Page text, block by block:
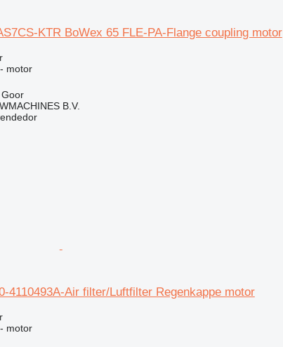
KTR BoWex 65 FLE-PA-Flange coupling motor
motor
B.V.
4110493A-Air filter/Luftfilter Regenkappe motor
motor